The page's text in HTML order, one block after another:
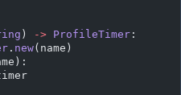
) -> ProfileTimer :
. new(name)